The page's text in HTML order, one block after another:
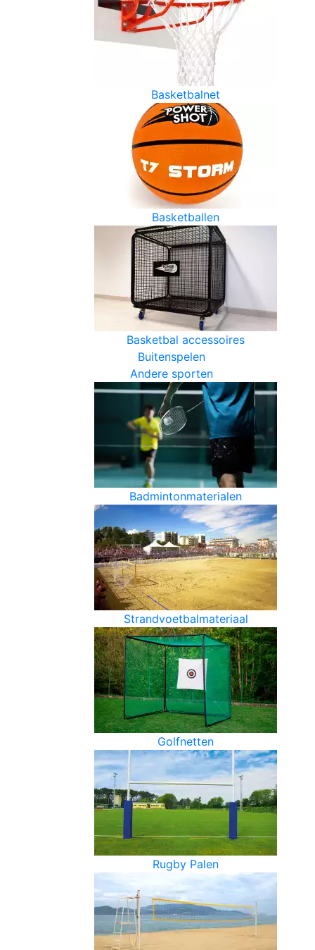
Basketbalnet
Basketballen
Basketbal accessoires
Buitenspelen
Andere sporten
Badmintonmaterialen
Strandvoetbalmateriaal
Golfnetten
Rugby Palen